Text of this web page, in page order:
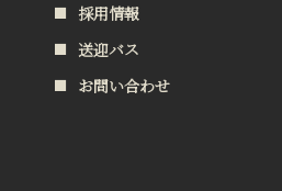
採用情報
送迎バス
お問い合わせ